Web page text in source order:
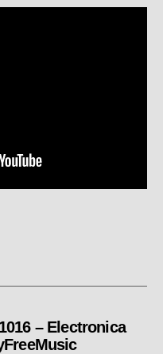
– Electronica